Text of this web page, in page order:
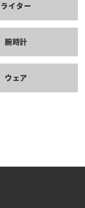
ライター
腕時計
ウェア